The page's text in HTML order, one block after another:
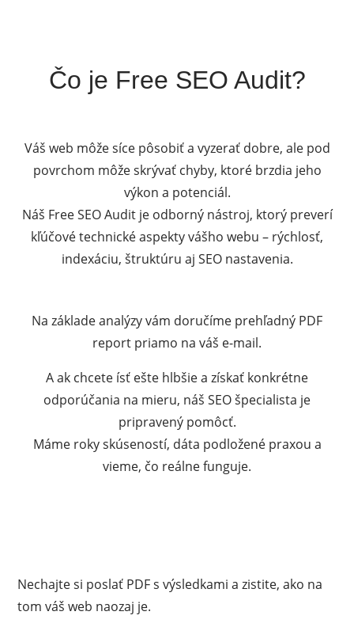
Čo je Free SEO Audit?
Váš web môže síce pôsobiť a vyzerať dobre, ale pod
povrchom môže skrývať chyby, ktoré brzdia jeho
výkon a potenciál.
Náš Free SEO Audit je odborný nástroj, ktorý preverí
kľúčové technické aspekty vášho webu – rýchlosť,
indexáciu, štruktúru aj SEO nastavenia.
Na základe analýzy vám doručíme prehľadný PDF
report priamo na váš e-mail.
A ak chcete ísť ešte hlbšie a získať konkrétne
odporúčania na mieru, náš SEO špecialista je
pripravený pomôcť.
Máme roky skúseností, dáta podložené praxou a
vieme, čo reálne funguje.
Nechajte si poslať PDF s výsledkami a zistite, ako na
tom váš web naozaj je.